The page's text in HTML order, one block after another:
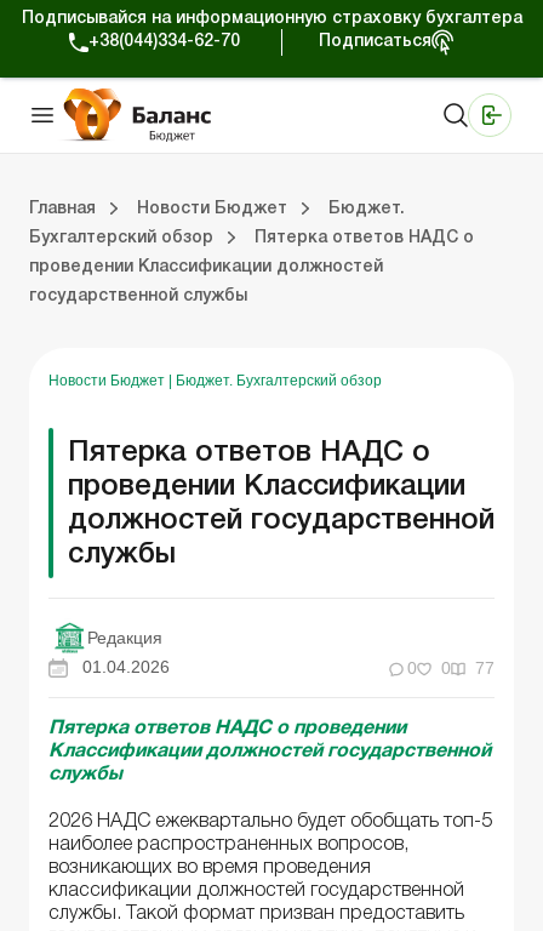
Подписывайся на информационную страховку бухгалтера
+38(044)334-62-70
Подписаться
Главная Новости Бюджет
Бюджет.
Бухгалтерский обзор
Пятерка ответов НАДС о
проведении Классификации должностей
государственной службы
Новости Бюджет Бюджет. Бухгалтерский обзор
Пятерка ответов НАДС о
проведении Классификации
должностей государственной
службы
Редакция
01.04.2026
0 0 77
Пятерка ответов НАДС о проведении
Классификации должностей государственной
службы
2026 НАДС ежеквартально будет обобщать топ-5
наиболее распространенных вопросов,
возникающих во время проведения
классификации должностей государственной
службы. Такой формат призван предоставить